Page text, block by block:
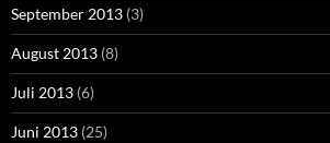
September 2013 (3)
August 2013 (8)
Juli 2013 (6)
Juni 2013 (25)